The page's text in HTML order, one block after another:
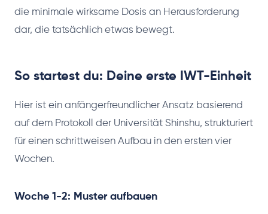
die minimale wirksame Dosis an Herausforderung
dar, die tatsächlich etwas bewegt.
So startest du: Deine erste IWT-Einheit
Hier ist ein anfängerfreundlicher Ansatz basierend
auf dem Protokoll der Universität Shinshu, strukturiert
für einen schrittweisen Aufbau in den ersten vier
Wochen.
Woche 1-2: Muster aufbauen